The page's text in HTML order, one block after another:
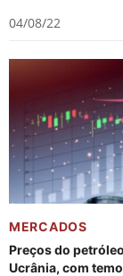
04/08/22
MERCADOS
Preços do
Ucrânia, com